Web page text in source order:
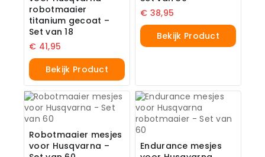
robotmaaier
titanium gecoat –
Set van 18
€ 41,95
Bekijk Product
€ 38,95
Bekijk Product
Robotmaaier mesjes
voor Husqvarna –
Endurance mesjes